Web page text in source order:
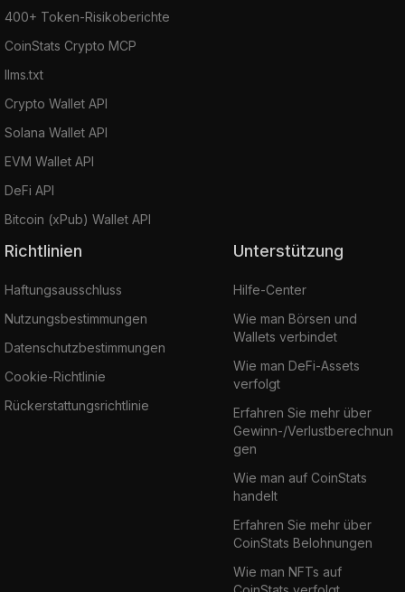
400+ Token-Risikoberichte
CoinStats Crypto MCP
llms.txt
Crypto Wallet API
Solana Wallet API
EVM Wallet API
DeFi API
Bitcoin (xPub) Wallet API
Richtlinien
Haftungsausschluss
Nutzungsbestimmungen
Datenschutzbestimmungen
Cookie-Richtlinie
Rückerstattungsrichtlinie
Unterstützung
Hilfe-Center
Wie man Börsen und
Wallets verbindet
Wie man DeFi-Assets
verfolgt
Erfahren Sie mehr über
Gewinn-/Verlustberechnun
gen
Wie man auf CoinStats
handelt
Erfahren Sie mehr über
CoinStats Belohnungen
Wie man NFTs auf